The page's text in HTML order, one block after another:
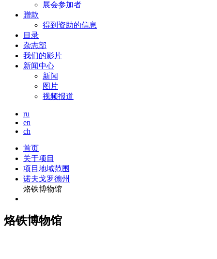
展会参加者
贈款
得到资助的信息
目录
杂志部
我们的影片
新闻中心
新闻
图片
视频报道
ru
en
ch
首页
关于项目
项目地域范围
诺夫戈罗德州
烙铁博物馆
烙铁博物馆